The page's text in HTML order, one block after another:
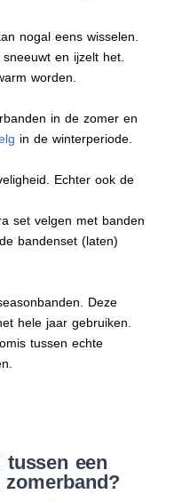
nogal eens wisselen.
en ijzelt het.
worden.
in de zomer en
in de winterperiode.
Echter ook de
set velgen met banden
bandenset (laten)
Deze
hele jaar gebruiken.
tussen echte
een